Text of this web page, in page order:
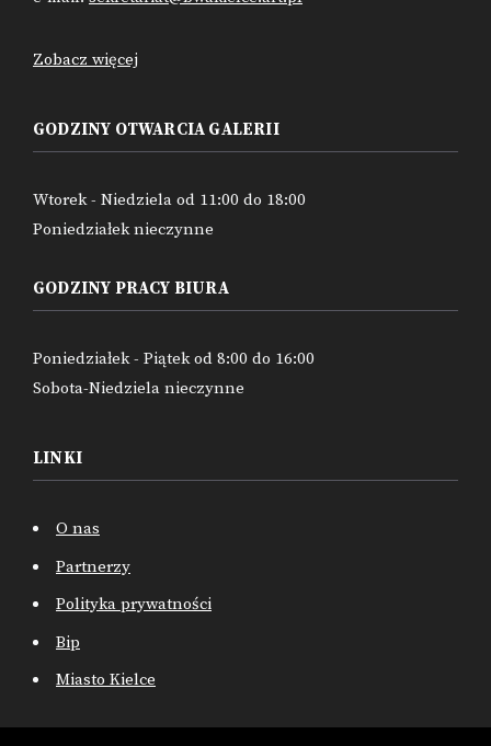
Zobacz więcej
GODZINY OTWARCIA GALERII
Wtorek - Niedziela od 11:00 do 18:00
Poniedziałek nieczynne
GODZINY PRACY BIURA
Poniedziałek - Piątek od 8:00 do 16:00
Sobota-Niedziela nieczynne
LINKI
O nas
Partnerzy
Polityka prywatności
Bip
Miasto Kielce